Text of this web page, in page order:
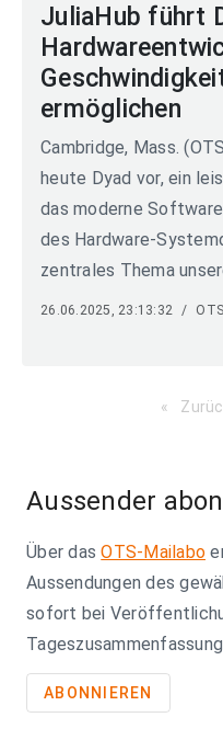
JuliaHub führt
ermöglichen
Cambridge, Mass.
heute Dyad vor, ein
das moderne
des Hardware-
zentrales Thema
26.06.2025, 23:13:32 /
Aussender
Über dasOTS-Mailabo
Aussendungen des
sofort bei
ABONNIEREN